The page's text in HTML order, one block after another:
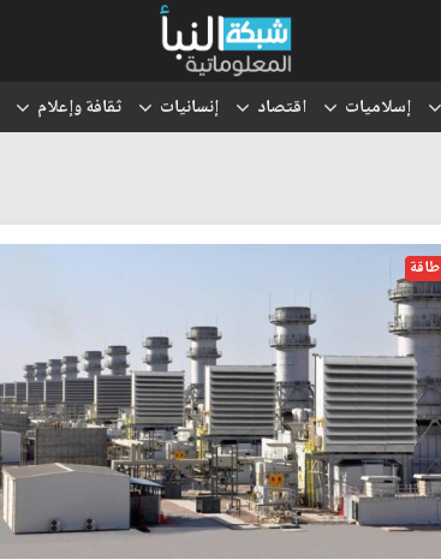
إسلاميات اقتصاد إنسانيات ثقافة وإعلام
طاقة